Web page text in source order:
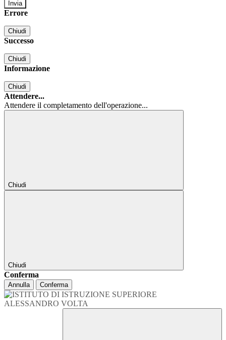
Errore
Chiudi
Successo
Chiudi
Informazione
Chiudi
Attendere...
Attendere il completamento dell'operazione...
Chiudi
Chiudi
Conferma
Annulla Conferma